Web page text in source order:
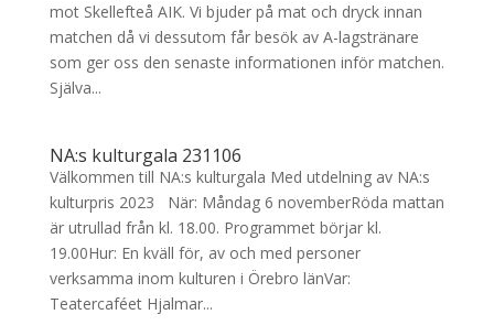
mot Skellefteå AIK. Vi bjuder på mat och dryck innan
matchen då vi dessutom får besök av A-lagstränare
som ger oss den senaste informationen inför matchen.
Själva...
NA:s kulturgala 231106
Välkommen till NA:s kulturgala Med utdelning av NA:s
kulturpris 2023 När: Måndag 6 novemberRöda mattan
är utrullad från kl. 18.00. Programmet börjar kl.
19.00Hur: En kväll för, av och med personer
verksamma inom kulturen i Örebro länVar:
Teatercaféet Hjalmar...